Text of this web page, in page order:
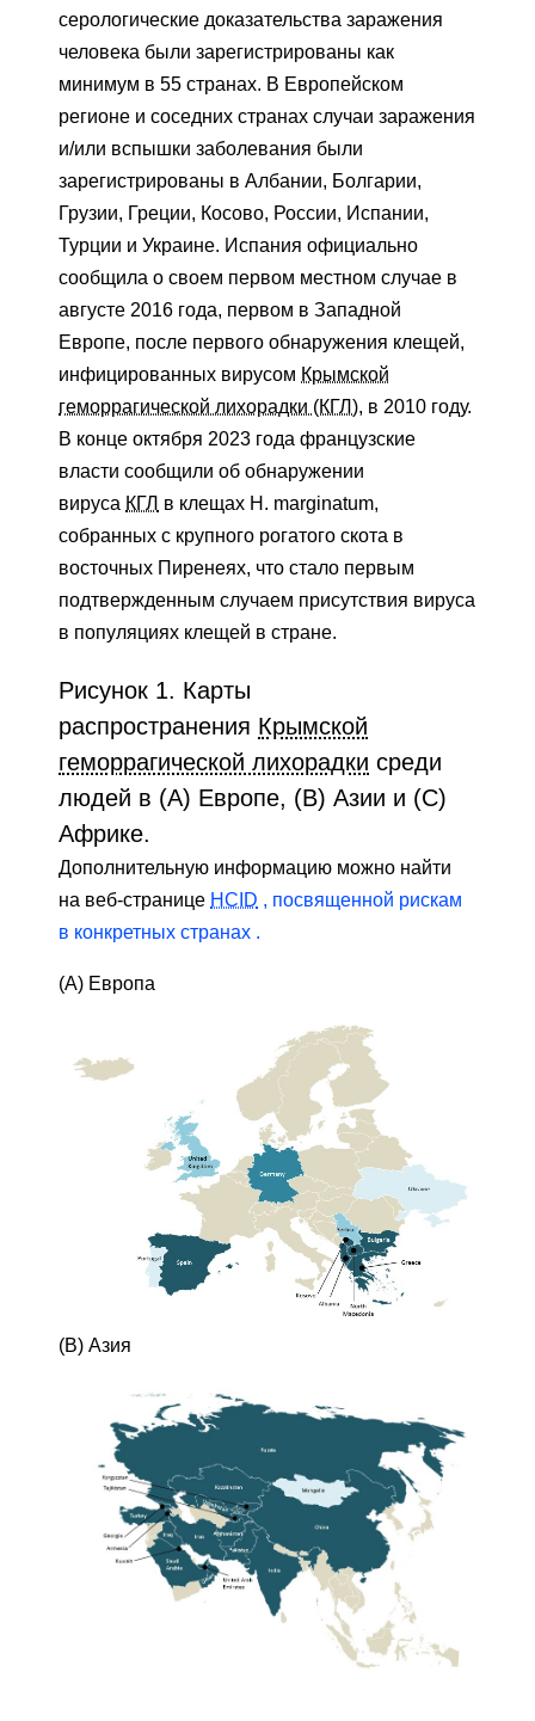
серологические доказательства заражения
человека были зарегистрированы как
минимум в 55 странах. В Европейском
регионе и соседних странах случаи заражения
и/или вспышки заболевания были
зарегистрированы в Албании, Болгарии,
Грузии, Греции, Косово, России, Испании,
Турции и Украине. Испания официально
сообщила о своем первом местном случае в
августе 2016 года, первом в Западной
Европе, после первого обнаружения клещей,
инфицированных вирусом Крымской
геморрагической лихорадки (КГЛ), в 2010 году.
В конце октября 2023 года французские
власти сообщили об обнаружении
вируса КГЛ в клещах H. marginatum,
собранных с крупного рогатого скота в
восточных Пиренеях, что стало первым
подтвержденным случаем присутствия вируса
в популяциях клещей в стране.
Рисунок 1. Карты
распространения Крымской
геморрагической лихорадки среди
людей в (A) Европе, (B) Азии и (C)
Африке.
Дополнительную информацию можно найти
на веб-странице HCID , посвященной рискам
в конкретных странах .
(А) Европа
(B) Азия